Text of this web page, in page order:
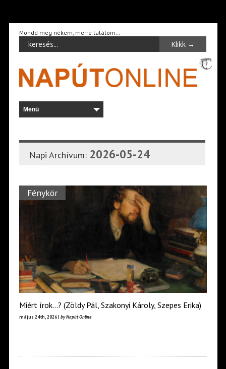
Mondd meg nékem, merre találom…
Napi Archívum: 2026-05-24
Fénykör
Miért írok…? (Zöldy Pál, Szakonyi Károly, Szepes Erika)
május 24th, 2026 | by Napút Online